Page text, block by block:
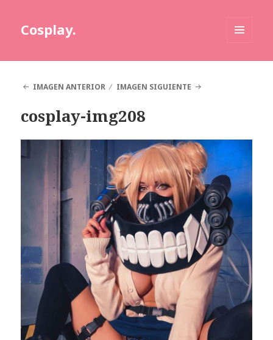
Cosplay.
IMAGEN ANTERIOR
IMAGEN SIGUIENTE
cosplay-img208